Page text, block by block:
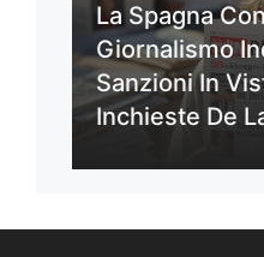
La Spagna
Giornalismo
Sanzioni In
Inchieste De